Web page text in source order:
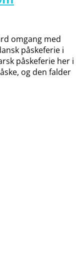
omgang med
påskeferie i
påskeferie her i
og den falder